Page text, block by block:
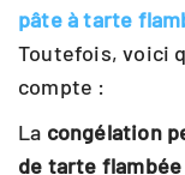
pâte à tarte
Toutefois, voici
compte :
La congélation
de tarte flambée